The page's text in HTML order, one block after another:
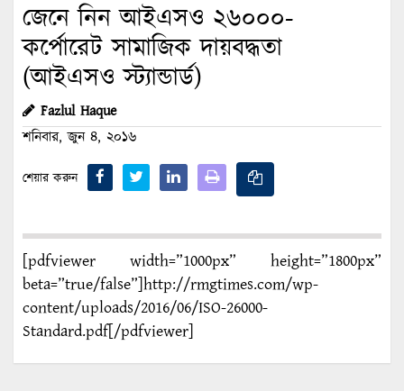
জেনে নিন আইএসও ২৬০০০-
কর্পোরেট সামাজিক দায়বদ্ধতা
(আইএসও স্ট্যান্ডার্ড)
Fazlul Haque
শনিবার, জুন ৪, ২০১৬
শেয়ার করুন
[pdfviewer width=”1000px” height=”1800px”
beta=”true/false”]http://rmgtimes.com/wp-
content/uploads/2016/06/ISO-26000-
Standard.pdf[/pdfviewer]